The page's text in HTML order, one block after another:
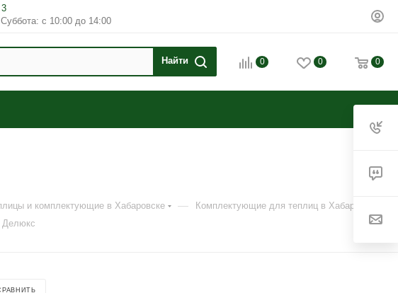
с 10:00 до 14:00
0 0 0
и комплектующие в Хабаровске — Комплектующие для теплиц в Хабаровске
Делюкс